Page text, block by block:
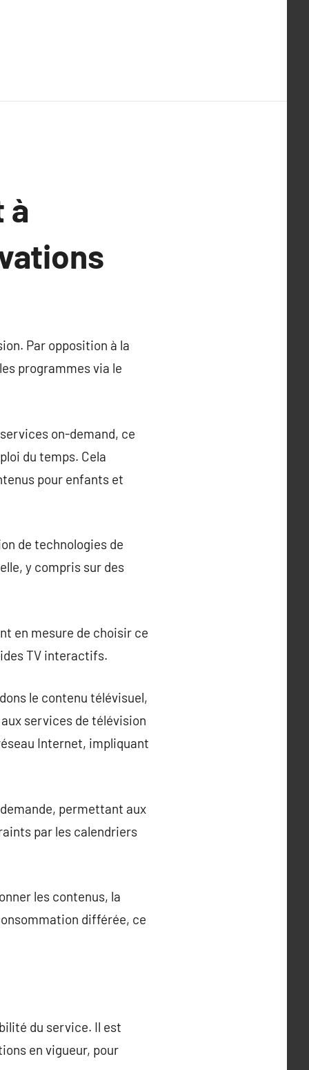
à
Par opposition à la
programmes via le
on-demand, ce
du temps. Cela
pour enfants et
de technologies de
y compris sur des
en mesure de choisir ce
TV interactifs.
le contenu télévisuel,
services de télévision
Internet, impliquant
permettant aux
par les calendriers
les contenus, la
différée, ce
du service. Il est
en vigueur, pour